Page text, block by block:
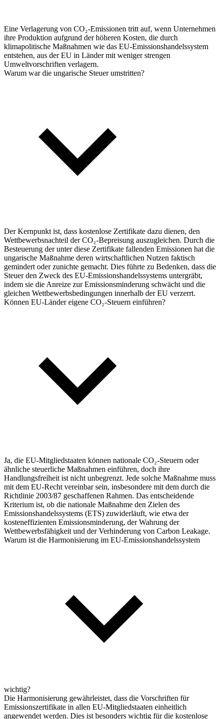
Eine Verlagerung von CO₂-Emissionen tritt auf, wenn Unternehmen
ihre Produktion aufgrund der höheren Kosten, die durch
klimapolitische Maßnahmen wie das EU-Emissionshandelssystem
entstehen, aus der EU in Länder mit weniger strengen
Umweltvorschriften verlagern.
Warum war die ungarische Steuer umstritten?
Der Kernpunkt ist, dass kostenlose Zertifikate dazu dienen, den
Wettbewerbsnachteil der CO₂-Bepreisung auszugleichen. Durch die
Besteuerung der unter diese Zertifikate fallenden Emissionen hat die
ungarische Maßnahme deren wirtschaftlichen Nutzen faktisch
gemindert oder zunichte gemacht. Dies führte zu Bedenken, dass die
Steuer den Zweck des EU-Emissionshandelssystems untergräbt,
indem sie die Anreize zur Emissionsminderung schwächt und die
gleichen Wettbewerbsbedingungen innerhalb der EU verzerrt.
Können EU-Länder eigene CO₂-Steuern einführen?
Ja, die EU-Mitgliedstaaten können nationale CO₂-Steuern oder
ähnliche steuerliche Maßnahmen einführen, doch ihre
Handlungsfreiheit ist nicht unbegrenzt. Jede solche Maßnahme muss
mit dem EU-Recht vereinbar sein, insbesondere mit dem durch die
Richtlinie 2003/87 geschaffenen Rahmen. Das entscheidende
Kriterium ist, ob die nationale Maßnahme den Zielen des
Emissionshandelssystems (ETS) zuwiderläuft, wie etwa der
kosteneffizienten Emissionsminderung, der Wahrung der
Wettbewerbsfähigkeit und der Verhinderung von Carbon Leakage.
Warum ist die Harmonisierung im EU-Emissionshandelssystem
wichtig?
Die Harmonisierung gewährleistet, dass die Vorschriften für
Emissionszertifikate in allen EU-Mitgliedstaaten einheitlich
angewendet werden. Dies ist besonders wichtig für die kostenlose